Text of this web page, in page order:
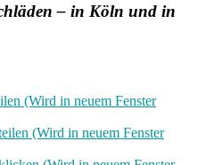
– in Köln und in
(Wird in neuem Fenster
(Wird in neuem Fenster